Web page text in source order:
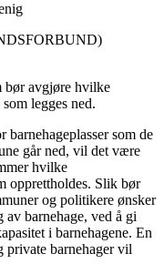
bør avgjøre hvilke
legges ned.
som de
går ned, vil det være
hvilke
opprettholdes. Slik bør
og politikere ønsker
barnehage, ved å gi
i barnehagene. En
private barnehager vil